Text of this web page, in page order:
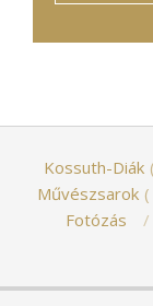
Kossuth-Diák
Művészsarok
Fotózás